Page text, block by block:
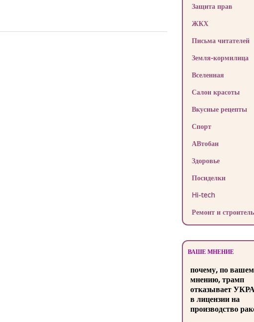
Защита прав
ЖКХ
Письма читателей
Земля-кормилица
Вселенная
Салон красоты
Вкусные рецепты
Спорт
АВтобан
Здоровье
Посиделки
Hi-tech
Ремонт и
ВАШЕ МНЕНИЕ
почему, по
мнению, трамп
отказывает
в лицензии на
производство